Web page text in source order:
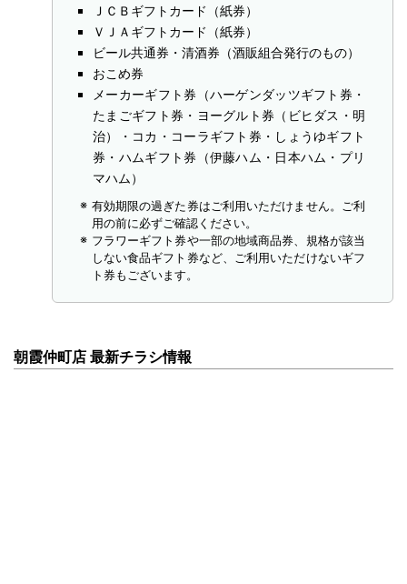
ＪＣＢギフトカード（紙券）
ＶＪＡギフトカード（紙券）
ビール共通券・清酒券（酒販組合発行のもの）
おこめ券
メーカーギフト券（ハーゲンダッツギフト券・
たまごギフト券・ヨーグルト券（ビヒダス・明
治）・コカ・コーラギフト券・しょうゆギフト
券・ハムギフト券（伊藤ハム・日本ハム・プリ
マハム）
有効期限の過ぎた券はご利用いただけません。ご利
用の前に必ずご確認ください。
フラワーギフト券や一部の地域商品券、規格が該当
しない食品ギフト券など、ご利用いただけないギフ
ト券もございます。
朝霞仲町店 最新チラシ情報